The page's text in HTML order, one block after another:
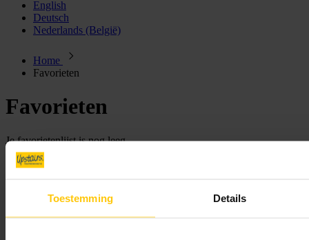
Toestemming Details
English
Deutsch
Nederlands (België)
Home
Favorieten
Favorieten
Je favorietenlijst is nog leeg.
perfect passen bij jouw interieur.